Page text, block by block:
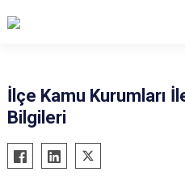
Anamur
Aydıncık
İlçe Kamu Kurumları
Bilgileri